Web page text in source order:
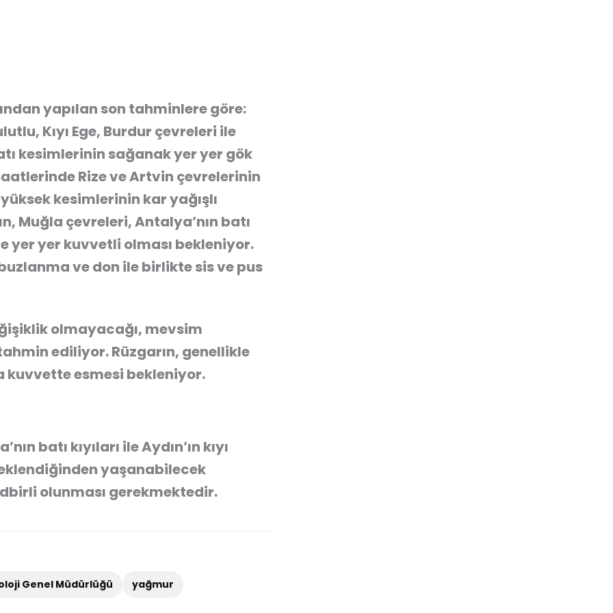
yapılan son tahminlere göre:
Kıyı Ege, Burdur çevreleri ile
kesimlerinin sağanak yer yer gök
Rize ve Artvin çevrelerinin
kesimlerinin kar yağışlı
Muğla çevreleri, Antalya’nın batı
yer yer kuvvetli olması bekleniyor.
ve don ile birlikte sis ve pus
olmayacağı, mevsim
ediliyor. Rüzgarın, genellikle
kuvvette esmesi bekleniyor.
batı kıyıları ile Aydın’ın kıyı
yaşanabilecek
olunması gerekmektedir.
Genel Müdürlüğü yağmur